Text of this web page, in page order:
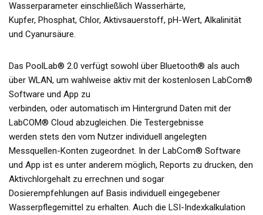
Wasserparameter einschließlich Wasserhärte,
Kupfer, Phosphat, Chlor, Aktivsauerstoff, pH-Wert, Alkalinität
und Cyanursäure.
Das PoolLab® 2.0 verfügt sowohl über Bluetooth® als auch
über WLAN, um wahlweise aktiv mit der kostenlosen LabCom®
Software und App zu
verbinden, oder automatisch im Hintergrund Daten mit der
LabCOM® Cloud abzugleichen. Die Testergebnisse
werden stets den vom Nutzer individuell angelegten
Messquellen-Konten zugeordnet. In der LabCom® Software
und App ist es unter anderem möglich, Reports zu drucken, den
Aktivchlorgehalt zu errechnen und sogar
Dosierempfehlungen auf Basis individuell eingegebener
Wasserpflegemittel zu erhalten. Auch die LSI-Indexkalkulation